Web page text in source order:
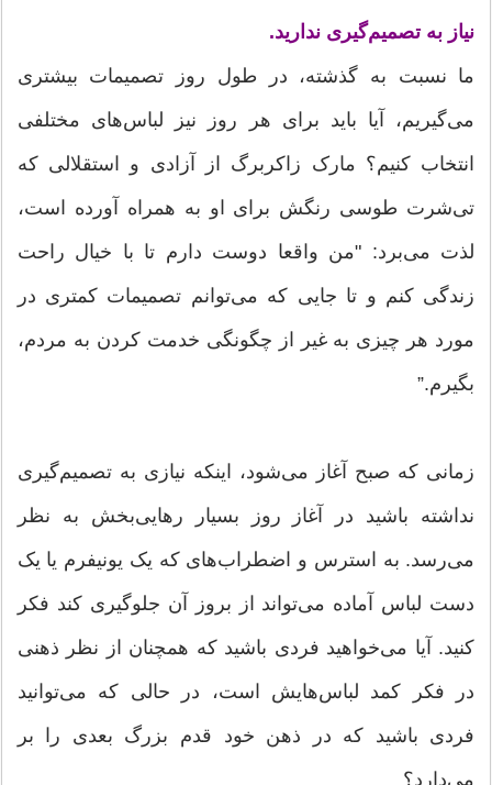
نیاز به تصمیم‌گیری ندارید.
ما نسبت به گذشته، در طول روز تصمیمات بیشتری
می‌گیریم، آیا باید برای هر روز نیز لباس‌های مختلفی
انتخاب کنیم؟ مارک زاکربرگ از آزادی و استقلالی که
تی‌شرت طوسی رنگش برای او به همراه آورده است،
لذت می‌برد: "من واقعا دوست دارم تا با خیال راحت
زندگی کنم و تا جایی که می‌توانم تصمیمات کمتری در
مورد هر چیزی به غیر از چگونگی خدمت کردن به مردم،
بگیرم.”
زمانی که صبح آغاز می‌شود، اینکه نیازی به تصمیم‌گیری
نداشته باشید در آغاز روز بسیار رهایی‌بخش به نظر
می‌رسد. به استرس و اضطراب‌های که یک یونیفرم یا یک
دست لباس آماده می‌تواند از بروز آن جلوگیری کند فکر
کنید. آیا می‌خواهید فردی باشید که همچنان از نظر ذهنی
در فکر کمد لباس‌هایش است، در حالی که می‌توانید
فردی باشید که در ذهن خود قدم بزرگ بعدی را بر
می‌دارد؟